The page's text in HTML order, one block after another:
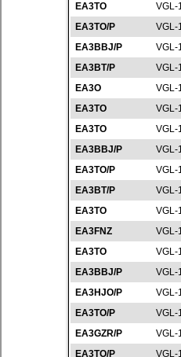
EA3TO
VGL-
EA3TO/P
VGL-
EA3BBJ/P
VGL-
EA3BT/P
VGL-
EA3O
VGL-
EA3TO
VGL-
EA3TO
VGL-
EA3BBJ/P
VGL-
EA3TO/P
VGL-
EA3BT/P
VGL-
EA3TO
VGL-
EA3FNZ
VGL-
EA3TO
VGL-
EA3BBJ/P
VGL-
EA3HJO/P
VGL-
EA3TO/P
VGL-
EA3GZR/P
VGL-
EA3TO/P
VGL-